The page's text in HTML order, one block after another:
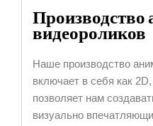
видеороликов
Наше производство
включает в себя как
позволяет нам
визуально